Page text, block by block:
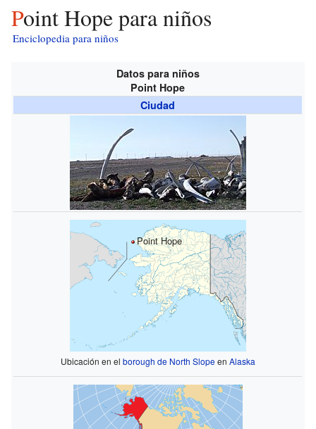
Point Hope para niños
Enciclopedia para niños
Datos para niños
Point Hope
Ciudad
Point Hope
Ubicación en el borough de North Slopeen Alaska